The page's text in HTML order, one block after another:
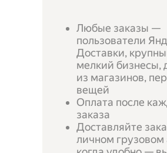
Любые заказы —
пользователи
Доставки,
мелкий бизнесы,
из магазинов,
вещей
Оплата после
заказа
Доставляйте
личном грузовом